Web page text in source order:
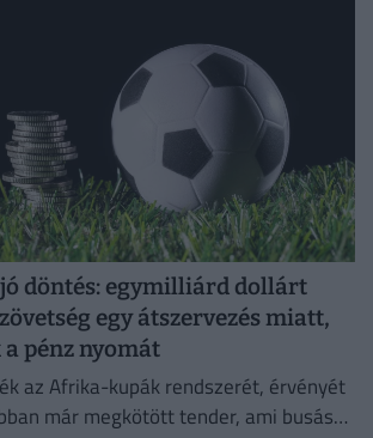
jó döntés: egymilliárd dollárt
egy átszervezés miatt,
pénz nyomát
az Afrika-kupák rendszerét, érvényét
már megkötött tender, ami busás